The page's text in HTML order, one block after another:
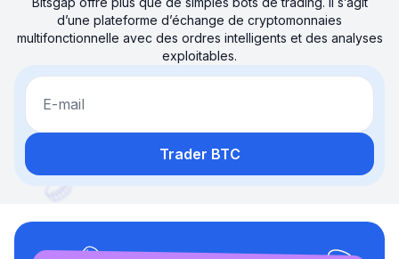
d’une plateforme d’échange de cryptomonnaies
multifonctionnelle avec des ordres intelligents et des analyses
exploitables.
E-mail
Trader BTC